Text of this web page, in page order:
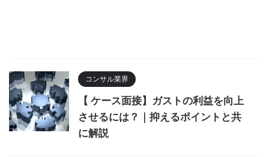
コンサル業界
【 ケース面接】ガストの利益を向上
させるには？｜抑えるポイントと共
に解説